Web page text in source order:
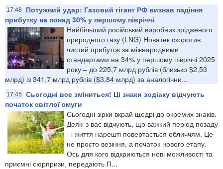
17:48
Потужний удар: Газовий гігант РФ визнав падіння
прибутку на понад 30% у першому півріччі
Найбільший російський виробник зрідженого
природного газу (LNG) Новатек скоротив
чистий прибуток за міжнародними
стандартами на 34% у першому півріччі 2025
року – до 225,7 млрд рублів (близько $2,53
млрд) із 341,7 млрд рублів ($3,84 млрд) за аналогічни...
17:45
Сьогодні все зміниться! Ці знаки зодіаку відчують
початок світлої смуги
Сьогодні зірки вкрай щедрі до окремих знаків.
Деякі з вас відчують, що важкий період позаду
- і життя нарешті повертається обличчям. Це
не просто везіння, а початок нового етапу.
Ось для кого відкриються нові можливості та
приємні сюрпризи, передають П...